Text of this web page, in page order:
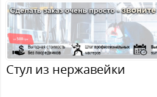
Стул из нержавейки